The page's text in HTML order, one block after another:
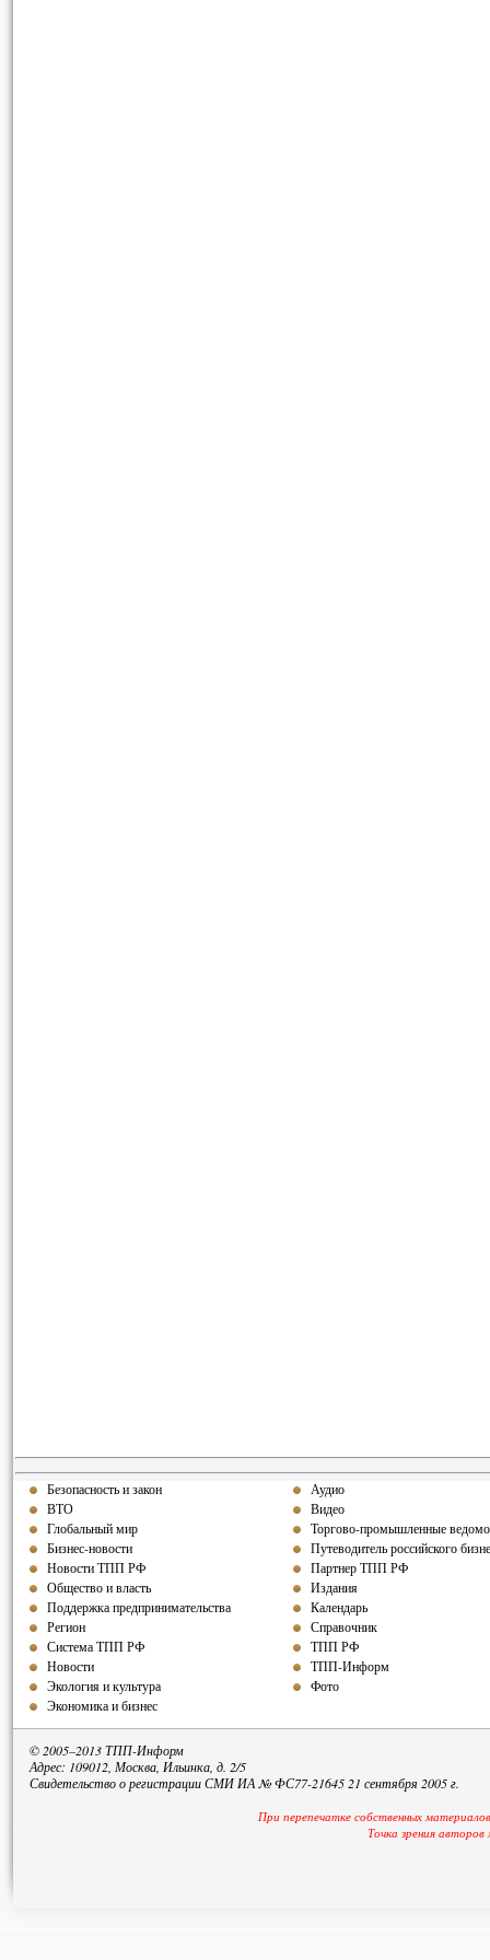
Безопасность и закон
ВТО
Глобальный мир
Бизнес-новости
Новости ТПП РФ
Общество и власть
Поддержка предпринимательства
Регион
Система ТПП РФ
Новости
Экология и культура
Экономика и бизнес
Аудио
Видео
Торгово-промышленные
Путеводитель российского
Партнер ТПП РФ
Издания
Календарь
Справочник
ТПП РФ
ТПП-Информ
Фото
© 2005–2013 ТПП-Информ
Адрес: 109012, Москва, Ильинка, д. 2/5
Свидетельство о регистрации СМИ ИА № ФС77-21645 21 сентября 2005 г.
При перепечатке собственных
Точка зрения